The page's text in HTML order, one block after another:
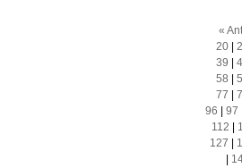
«
20|
39
58
77
96
97
112
127